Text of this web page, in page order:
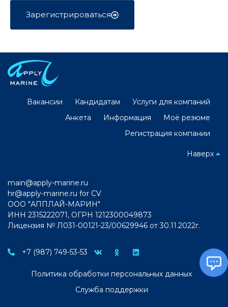
Зарегистрироваться
Вакансии Кандидатам
Услуги для компаний
Анкета
Информация
Моё резюме
Регистрация компании
Наверх
main@apply-marine.ru
hr@apply-marine.ru for CV
ООО "АППЛАЙ-МАРИН"
ИНН 2315222071, ОГРН 1212300049873
Лицензия № Л031-00121-23/00629946 от 30.11.2022г.
+7 (987) 749-53-53
Политика обработки персональных данных
Служба поддержки